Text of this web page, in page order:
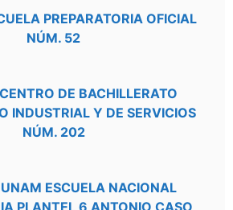
PREPARATORIA OFICIAL
NÚM. 52
DE BACHILLERATO
INDUSTRIAL Y DE SERVICIOS
NÚM. 202
ESCUELA NACIONAL
PLANTEL 6 ANTONIO CASO